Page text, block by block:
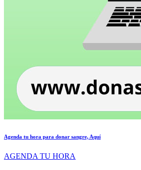
Agenda tu hora para donar sangre, Aquí
AGENDA TU HORA